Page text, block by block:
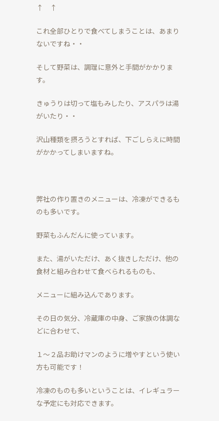
↑ ↑
これ全部ひとりで食べてしまうことは、あまり
ないですね・・
そして野菜は、調理に意外と手間がかかりま
す。
きゅうりは切って塩もみしたり、アスパラは湯
がいたり・・
沢山種類を摂ろうとすれば、下ごしらえに時間
がかかってしまいますね。
弊社の作り置きのメニューは、冷凍ができるも
のも多いです。
野菜もふんだんに使っています。
また、湯がいただけ、あく抜きしただけ、他の
食材と組み合わせて食べられるものも、
メニューに組み込んであります。
その日の気分、冷蔵庫の中身、ご家族の体調な
どに合わせて、
１～２品お助けマンのように増やすという使い
方も可能です！
冷凍のものも多いということは、イレギュラー
な予定にも対応できます。